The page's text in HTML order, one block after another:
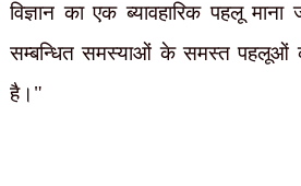
विज्ञान का एक ब्यावहारिक पहलू
सम्बन्धित समस्याओं केसमस्त पहलूओं
है।"